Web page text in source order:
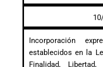
Incorporación
establecidos en la
Finalidad, Libertad,